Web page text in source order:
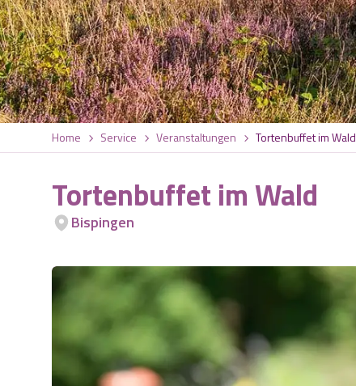
Home Service Veranstaltungen Tortenbuffet im Wald
Tortenbuffet im Wald
Bispingen